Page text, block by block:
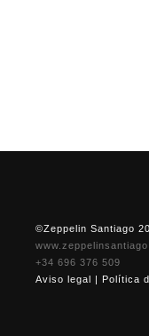
©Zeppelin Santiago
+34 696 376 509
Aviso legal | Política